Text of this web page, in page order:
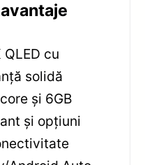
cu
solidă
și 6GB
și opțiuni